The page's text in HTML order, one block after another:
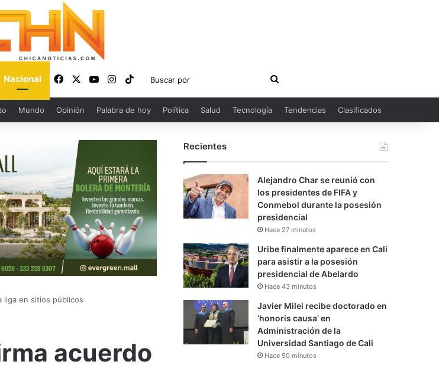
Nacional FacebookYouTubeInstagram
TikTok
Buscar
por
Mundo Opinión Palabra de hoy Política Salud Tecnología Tendencias Clasificados
liga en sitios públicos
acuerdo
Recientes
Alejandro Char se reunió con
los presidentes de FIFA y
Conmebol durante la posesión
presidencial
Hace 27 minutos
Uribe finalmente aparece en Cali
para asistir a la posesión
presidencial de Abelardo
Hace 43 minutos
Javier Milei recibe doctorado en
‘honoris causa’ en
Administración de la
Universidad Santiago de Cali
Hace 50 minutos